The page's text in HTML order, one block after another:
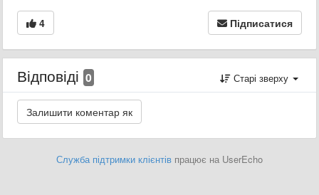
4 Підписатися
Відповіді 0 Старі зверху
Служба підтримки клієнтів працює на UserEcho